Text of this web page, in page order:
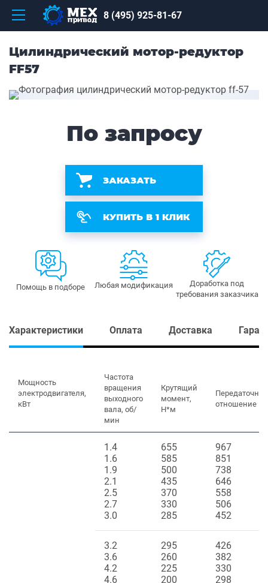
8 (495) 925-81-67
Цилиндрический мотор-редуктор
FF57
По запросу
ЗАКАЗАТЬ
КУПИТЬ В 1 КЛИК
Помощь в подборе Любая модификация
Доработка под
требования заказчика
Характеристики Оплата Доставка
Мощность
электродвигателя,
кВт
Частота
вращения
выходного
вала, об/
мин
Крутящий
момент,
Н*м
Передаточное
отношение
1.4
1.6
1.9
2.1
2.5
2.7
3.0
655
585
500
435
370
330
285
967
851
738
646
558
506
452
3.2
3.6
4.2
4.6
295
260
225
200
426
382
330
298